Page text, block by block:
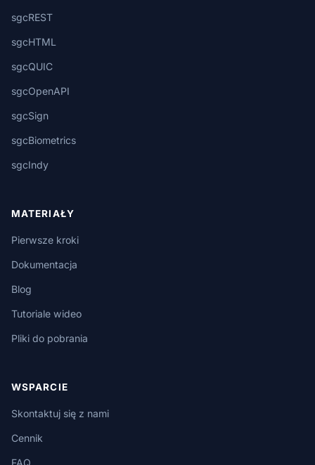
sgcREST
sgcHTML
sgcQUIC
sgcOpenAPI
sgcSign
sgcBiometrics
sgcIndy
MATERIAŁY
Pierwsze kroki
Dokumentacja
Blog
Tutoriale wideo
Pliki do pobrania
WSPARCIE
Skontaktuj się z nami
Cennik